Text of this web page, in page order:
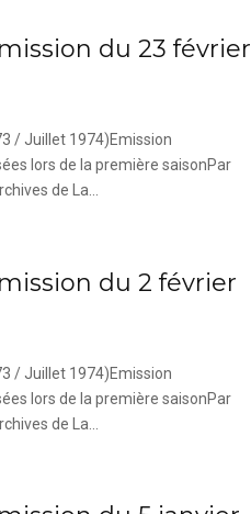
du 23 février
/ Juillet 1974)Emission
lors de la première saisonPar
de La...
du 2 février
/ Juillet 1974)Emission
lors de la première saisonPar
de La...